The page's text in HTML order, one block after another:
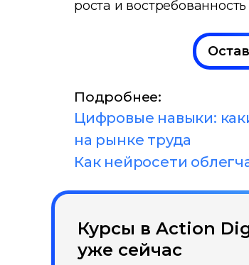
роста и
Подробнее:
Цифровые навыки:
на рынке труда
Как нейросети
Курсы в Action
уже сейчас